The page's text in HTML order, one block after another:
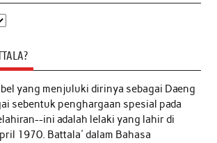
yang menjuluki dirinya sebagai Daeng
sebentuk penghargaan spesial pada
ini adalah lelaki yang lahir di
1970. Battala' dalam Bahasa